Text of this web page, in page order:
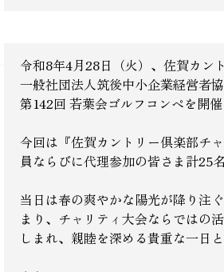
令和8年4月28日（火）、佐賀カン
一般社団法人筑後中小企業経営者
第142回 若葉会ゴルフコンペを開催
今回は『佐賀カントリー倶楽部チ
員ならびに代理参加の皆さま計25
当日は春の爽やかな陽光が降り注
まり、チャリティ大会ならではの
しまれ、親睦を深める貴重な一日と